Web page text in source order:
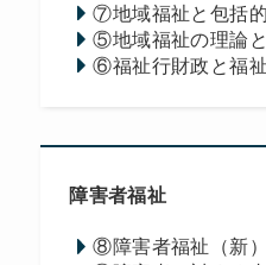
⑦地域福祉と包括的
⑤地域福祉の理論と
⑥福祉行財政と福祉
障害者福祉
⑧障害者福祉（新）